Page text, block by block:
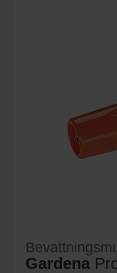
Gardena